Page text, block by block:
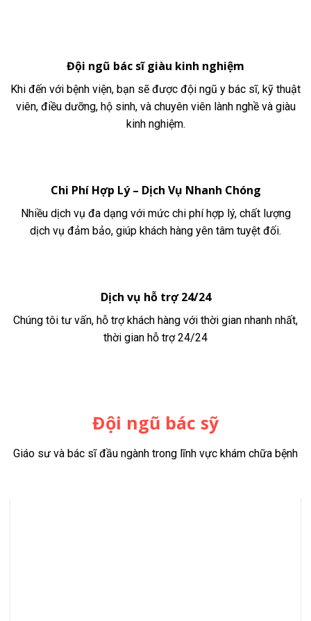
Đội ngũ bác sĩ giàu kinh nghiệm
Khi đến với bệnh viện, bạn sẽ được đội ngũ y bác sĩ, kỹ thuật
viên, điều dưỡng, hộ sinh, và chuyên viên lành nghề và giàu
kinh nghiệm.
Chi Phí Hợp Lý – Dịch Vụ Nhanh Chóng
Nhiều dịch vụ đa dạng với mức chi phí hợp lý, chất lượng
dịch vụ đảm bảo, giúp khách hàng yên tâm tuyệt đối.
Dịch vụ hỗ trợ 24/24
Chúng tôi tư vấn, hỗ trợ khách hàng với thời gian nhanh nhất,
thời gian hỗ trợ 24/24
Đội ngũ bác sỹ
Giáo sư và bác sĩ đầu ngành trong lĩnh vực khám chữa bệnh